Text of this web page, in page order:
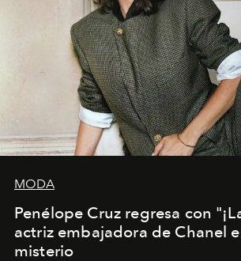
MODA
Penélope Cruz regresa con
actriz embajadora de Chanel
misterio